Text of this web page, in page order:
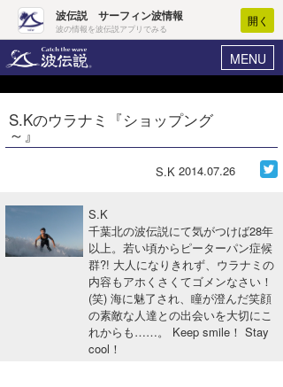
波伝説 サーフィン波情報
波の情報を波伝説アプリでみる
開く
MENU
ヘルプ マイホーム
ログイン
波情報･概況
WAVE HUNTER波予想ツール
サーフィンエリアガイド
S.Kのウラナミ『ショップング
～』
S.K 2014.07.26
S.K
千葉北の波伝説にて気がつけば28年
以上。若い頃からピーターパン症候
群?! 大人になりきれず、ウラナミの
内容もアホくさくてゴメンなさい！
(笑) 海に魅了され、瞳が澄んだ笑顔
の素敵な人達との出会いを大切にこ
れからも……。 Keep smile！ Stay
cool！
Core Surf Japan
アート＆エンタメ
ショップ情報